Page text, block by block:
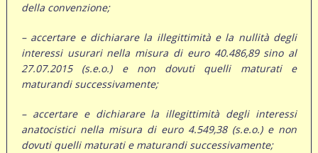
della convenzione;
– accertare e dichiarare la illegittimità e la nullità degli
interessi usurari nella misura di euro 40.486,89 sino al
27.07.2015 (s.e.o.) e non dovuti quelli maturati e
maturandi successivamente;
– accertare e dichiarare la illegittimità degli interessi
anatocistici nella misura di euro 4.549,38 (s.e.o.) e non
dovuti quelli maturati e maturandi successivamente;